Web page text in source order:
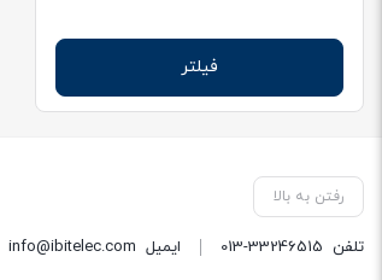
فیلتر
رفتن به بالا
تلفن 013-33246515 ایمیل info@ibitelec.com